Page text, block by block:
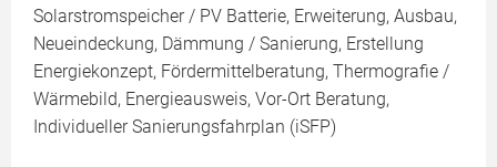
Solarstromspeicher / PV Batterie, Erweiterung, Ausbau,
Neueindeckung, Dämmung / Sanierung, Erstellung
Energiekonzept, Fördermittelberatung, Thermografie /
Wärmebild, Energieausweis, Vor-Ort Beratung,
Individueller Sanierungsfahrplan (iSFP)